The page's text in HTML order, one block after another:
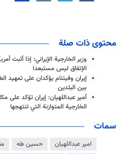
محتوى ذات صلة
وزير الخارجية الإيراني: إذا أثبت
الإتفاق ليس مستبعدا
إيران وفيتنام يؤكدان على تمهيد
بين البلدين
أمير عبداللهيان: إيران تؤكد على
الخارجية المتوازنة التي تنتهجها
سمات
امير عبداللهيان حسين طه